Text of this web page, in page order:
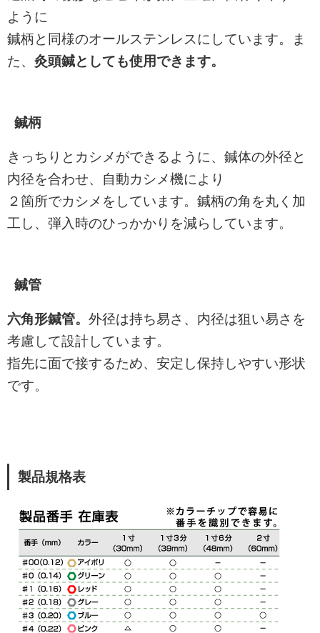
ように
鍼柄と同様のオールステンレスにしています。ま
た、 灸頭鍼としても使用できます。
鍼柄
きっちりとカシメができるように、鍼体の外径と
内径を合わせ、自動カシメ機により
２箇所でカシメをしています。鍼柄の角を丸く加
工し、弾入時のひっかかりを減らしています。
鍼管
六角形鍼管。 外径は持ち易さ、内径は狙い易さを
考慮して設計しています。
指先に面で接するため、安定し保持しやすい形状
です。
製品規格表